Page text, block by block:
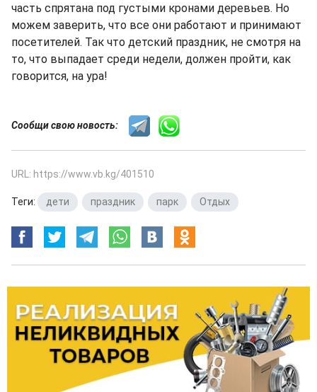
часть спрятана под густыми кронами деревьев. Но
можем заверить, что все они работают и принимают
посетителей. Так что детский праздник, не смотря на
то, что выпадает среди недели, должен пройти, как
говорится, на ура!
Сообщи свою новость:
URL: https://www.vb.kg/401510
Теги: дети праздник парк Отдых